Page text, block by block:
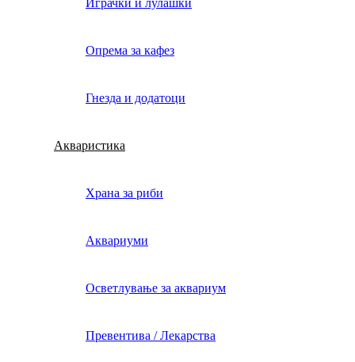
Опрема за кафез
Гнезда и додатоци
Акваристика
Храна за риби
Аквариуми
Осветлување за аквариум
Превентива / Лекарства